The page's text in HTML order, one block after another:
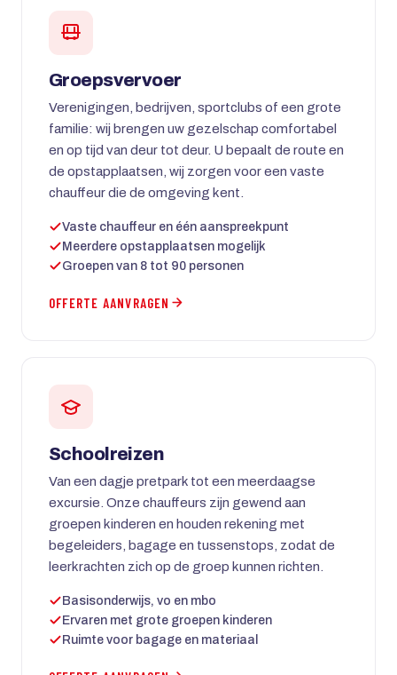
Groepsvervoer
Verenigingen, bedrijven, sportclubs of een grote
familie: wij brengen uw gezelschap comfortabel
en op tijd van deur tot deur. U bepaalt de route en
de opstapplaatsen, wij zorgen voor een vaste
chauffeur die de omgeving kent.
Vaste chauffeur en één aanspreekpunt
Meerdere opstapplaatsen mogelijk
Groepen van 8 tot 90 personen
OFFERTE AANVRAGEN
Schoolreizen
Van een dagje pretpark tot een meerdaagse
excursie. Onze chauffeurs zijn gewend aan
groepen kinderen en houden rekening met
begeleiders, bagage en tussenstops, zodat de
leerkrachten zich op de groep kunnen richten.
Basisonderwijs, vo en mbo
Ervaren met grote groepen kinderen
Ruimte voor bagage en materiaal